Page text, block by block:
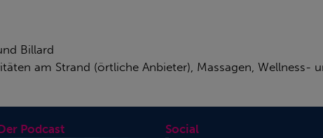
Billard
am Strand (örtliche Anbieter), Massagen, Wellness-
Podcast Social